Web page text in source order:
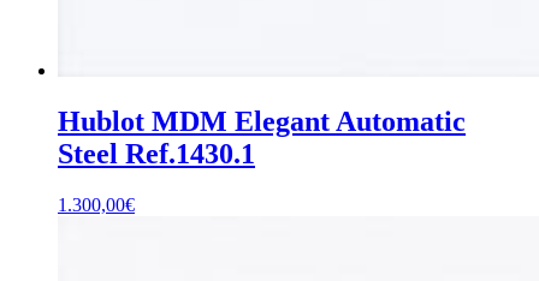
Hublot MDM Elegant Automatic
Steel Ref.1430.1
1.300,00€